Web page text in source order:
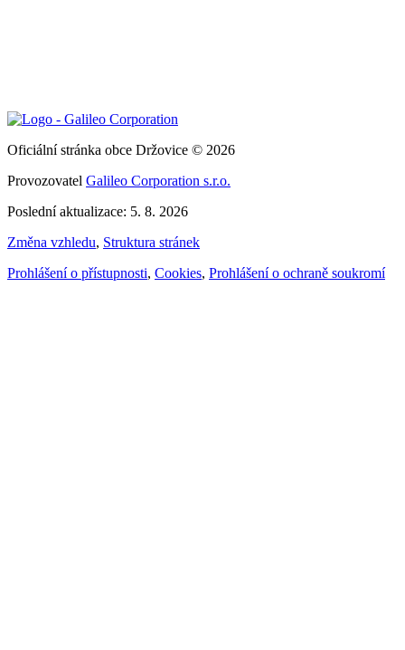
Oficiální stránka obce Držovice © 2026
Provozovatel Galileo Corporation s.r.o.
Poslední aktualizace: 5. 8. 2026
Změna vzhledu, Struktura stránek
Prohlášení o přístupnosti, Cookies, Prohlášení o ochraně soukromí